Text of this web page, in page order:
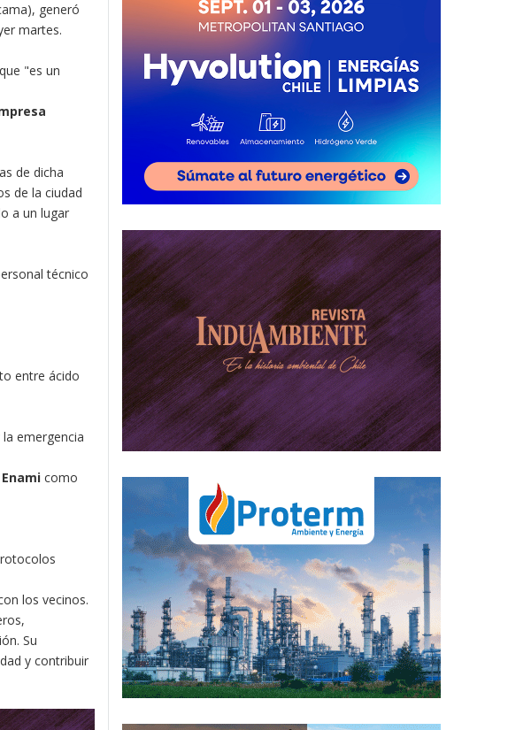
generó
martes.
"es un
de dicha
de la ciudad
a un lugar
técnico
entre ácido
emergencia
Enami como
los vecinos.
Su
y contribuir